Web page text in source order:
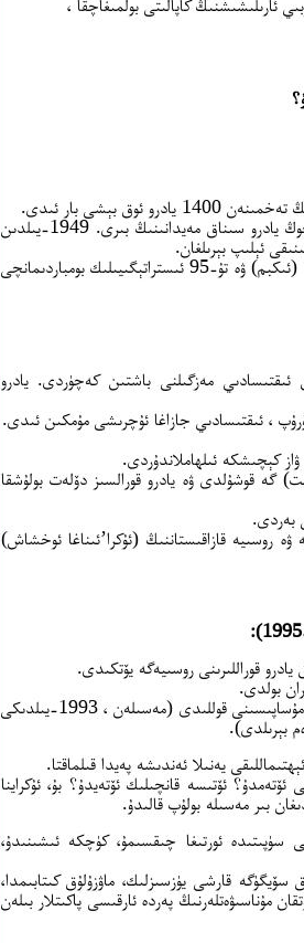
ئارىلىشىشنىڭ كاپالىتى بولمىغاچقا ،
سېمېي (ئىلگىرىكى سەمىپالاتىنسك) سوۋېت ئىتتىپاقىنىڭ ئەڭ چوڭ يادرو سىناق مەيدانىنىڭ بىرى. 1949-يىلدىن
قازاقىستاندا يەنە 40 قىتەلەر ئارا ئۇچىدىغان باشقۇرۇلىدىغان بومبا (ئىكبم) ۋە تۇ-95 ئىستراتېگىيىلىك بومباردىمانچى
ئىقتىسادىي مەزگىلنى باشتىن كەچۈردى. يادرو
، ئىقتىسادىي جازاغا ئۇچرىشى مۇمكىن ئىدى.
ۋاز كېچىشكە ئىلھاملاندۇردى.
گە قوشۇلدى ۋە يادرو قورالسىز دۆلەت بولۇشقا
بەردى.
ۋە روسىيە قازاقىستاننىڭ (ئۇكرا’ئىناغا ئوخشاش)
بولدى.
ئامېرىكا قازاقىستانغا ئىقتىسادىي ياردەم بەردى ۋە قورالسىزلىنىش مۇساپىسىنى قوللىدى (مەسىلەن ، 1993-يىلدىكى
بېرىلدى).
يەنىلا ئەندىشە پەيدا قىلماقتا.
ئۆتەمدۇ؟ ئۆتىسە قانچىلىك ئۆتەيدۇ؟ بۇ، ئۇكراينا
بىر مەسىلە بولۇپ قالىدۇ.
سۈپىتىدە ئورتىغا چىقسىمۇ، كۈچكە ئىشىنىدۇ،
ئېلان قىلىنغان: كىسسىنگەر ۋە خىتاي: 50 يىللىق سۆيگۈگە قارشى يۈزسىزلىك، ماۋزۇلۇق كىتابىمدا،
مۇناسىۋەتلەرنىڭ پەردە ئارقىسى پاكىتلار بىلەن